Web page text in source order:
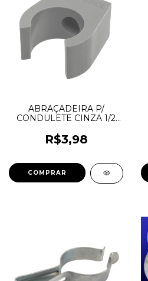
ABRAÇADEIRA P/
CONDULETE CINZA 1/2
R$3,98